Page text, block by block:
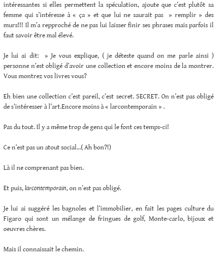
intéressantes si elles permettent la spéculation, ajoute que c’est plutôt sa
femme qui s’intéresse à « ça » et que lui ne saurait pas » remplir » des
murs!!! Il m’a repproché de ne pas lui laisser finir ses phrases mais parfois il
faut savoir être mal élevé.
Je lui ai dit: » Je vous explique, ( je déteste quand on me parle ainsi )
personne n’est obligé d’avoir une collection et encore moins de la montrer.
Vous montrez vos livres vous?
Eh bien une collection c’est pareil, c’est secret. SECRET. On n’est pas obligé
de s’intéresser à l’art.Encore moins à « larcontemporain » .
Pas du tout. Il y a même trop de gens qui le font ces temps-ci!
Ce n’est pas un atout social…( Ah bon?!)
Là il ne comprenant pas bien.
Et puis,larcontemporain, on n’est pas obligé.
Je lui ai suggéré les bagnoles et l’immobilier, en fait les pages culture du
Figaro qui sont un mélange de fringues de golf, Monte-carlo, bijoux et
oeuvres chères.
Mais il connaissait le chemin.